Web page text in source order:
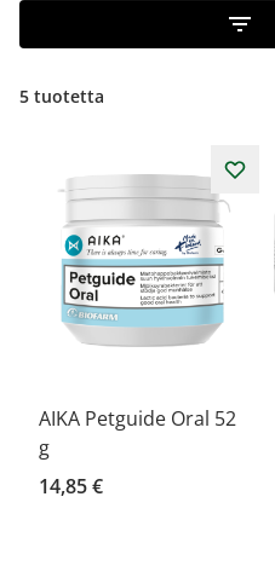
5 tuotetta
AIKA Petguide Oral 52
g
14,85 €